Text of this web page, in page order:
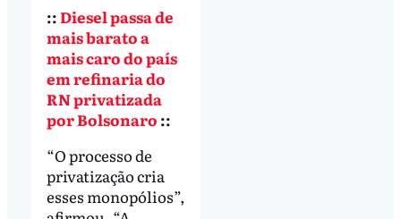
::Diesel passa de
mais barato a
mais caro do país
em refinaria do
RN privatizada
por Bolsonaro ::
“O processo de
privatização cria
esses monopólios”,